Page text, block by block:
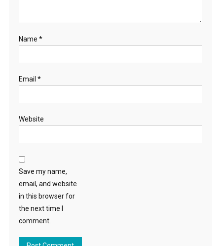
Name *
Email *
Website
Save my name,
email, and website
in this browser for
the next time I
comment.